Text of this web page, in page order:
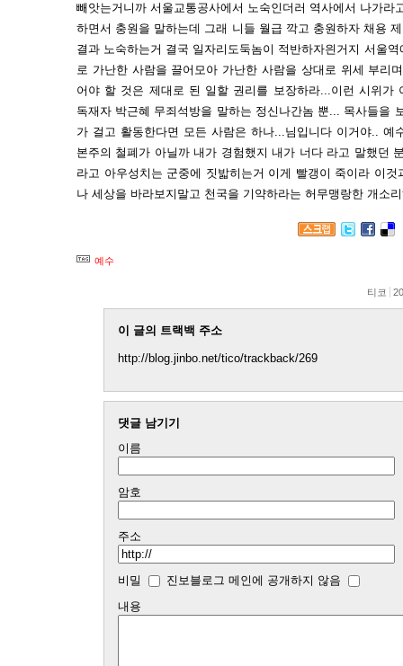
빼앗는거니까 서울교통공사에서 노숙인더러 역사에서 나가
하면서 충원을 말하는데 그래 니들 월급 깍고 충원하자 채용
결과 노숙하는거 결국 일자리도둑놈이 적반하자읜거지 서울
로 가난한 사람을 끌어모아 가난한 사람을 상대로 위세 부리
어야 할 것은 제대로 된 일할 권리를 보장하라...이런 시위가
독재자 박근혜 무죄석방을 말하는 정신나간놈 뿐... 목사들을
가 걸고 활동한다면 모든 사람은 하나...님입니다 이거야.. 예
본주의 철폐가 아닐까 내가 경험했지 내가 너다 라고 말했던
라고 아우성치는 군중에 짓밟히는거 이게 빨갱이 죽이라 이
나 세상을 바라보지말고 천국을 기약하라는 허무맹랑한 개소
예수
티코
이 글의 트랙백 주소
http://blog.jinbo.net/tico/trackback/269
댓글 남기기
이름
암호
주소
비밀
진보블로그 메인에 공개하지 않음
내용